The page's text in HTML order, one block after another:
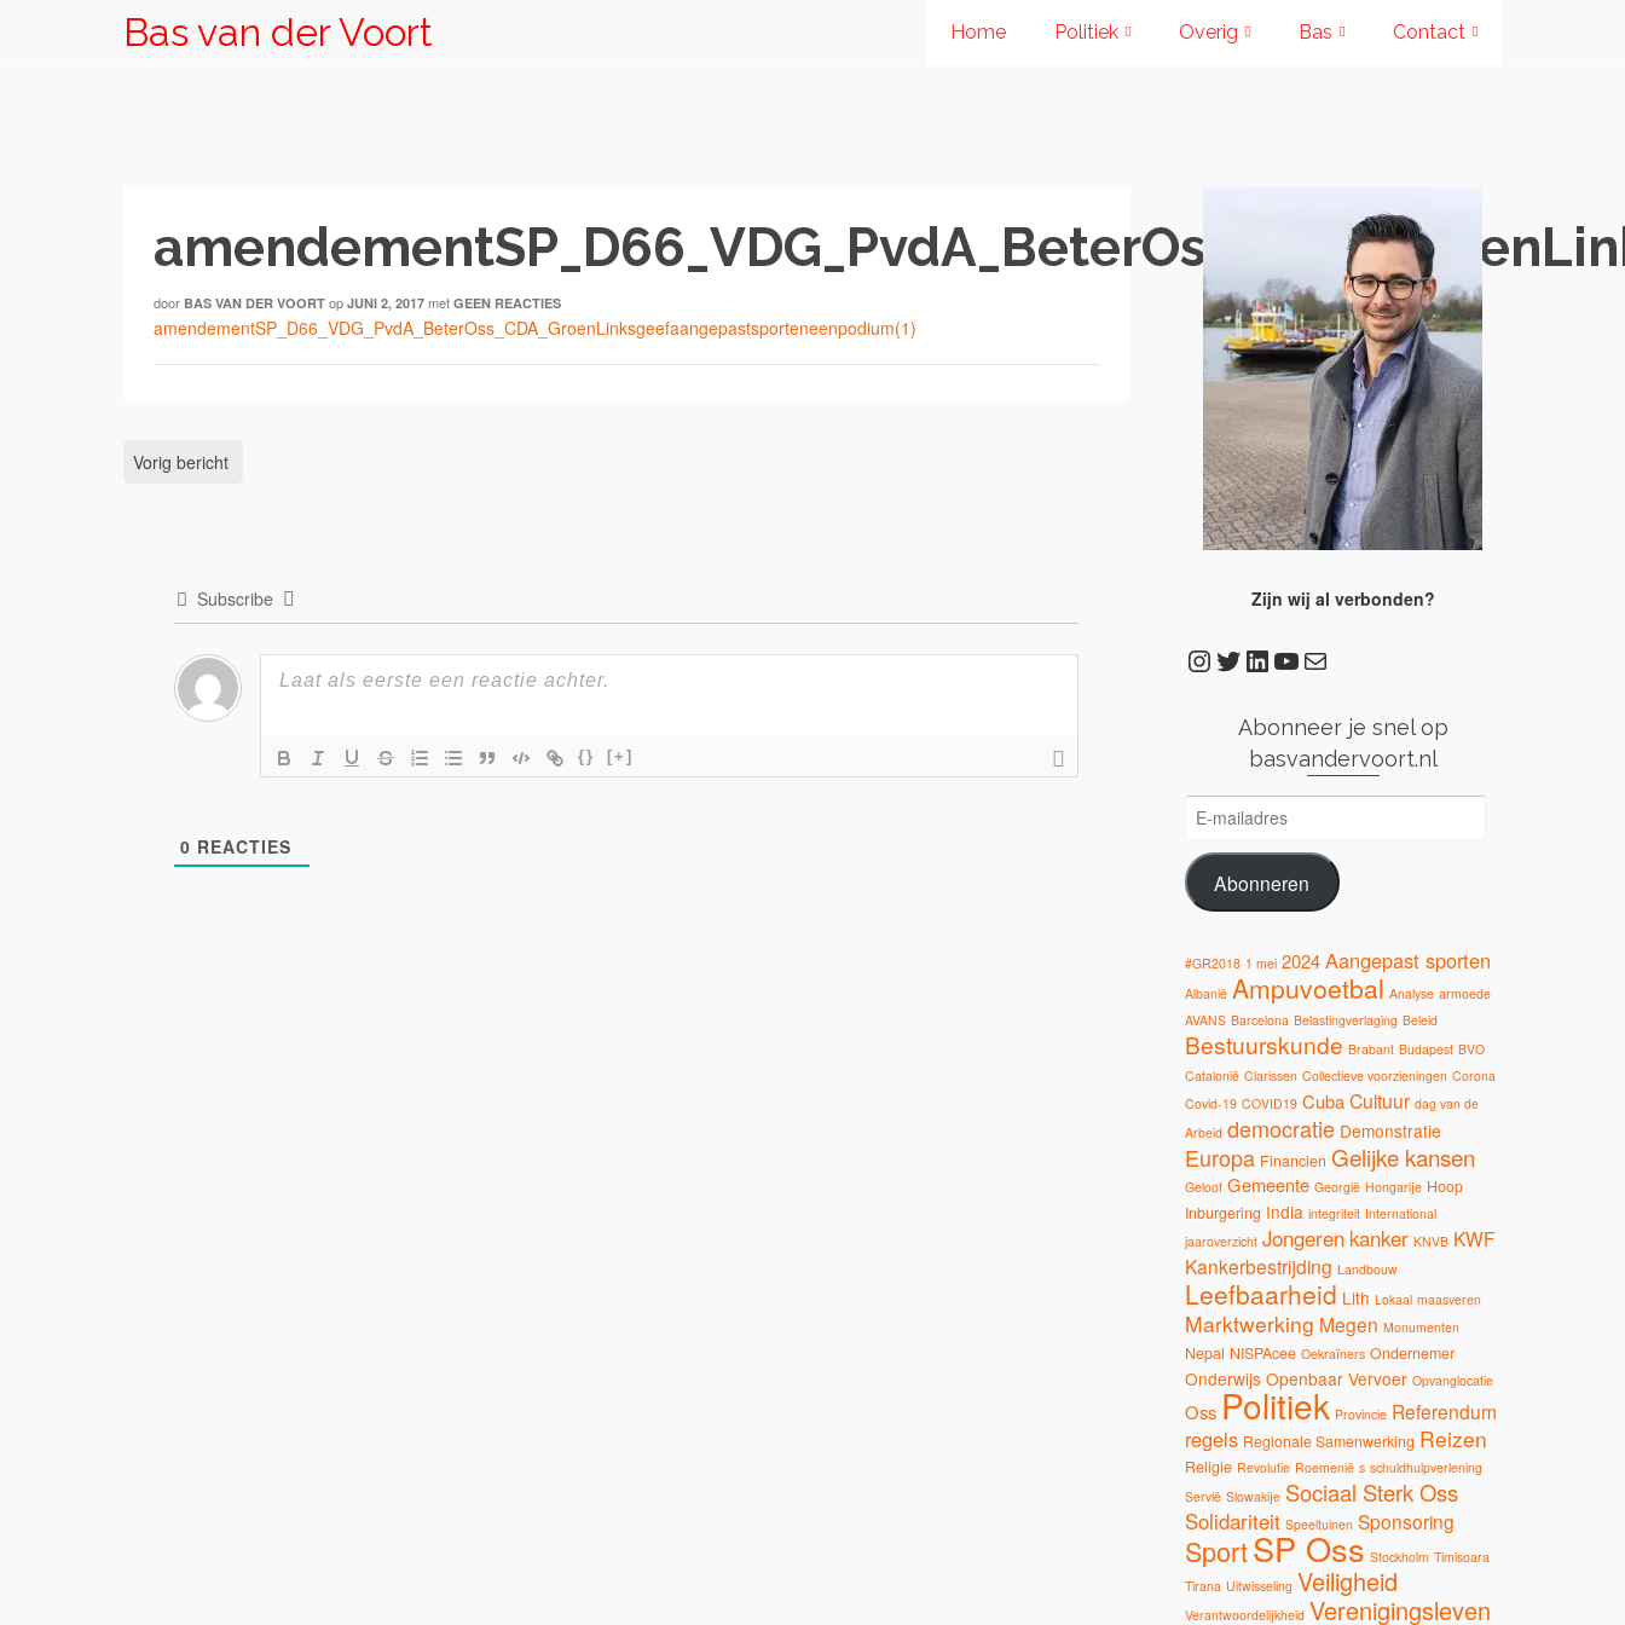
Bas van der Voort Home Politiek Overig Bas Contact
door BAS VAN DER VOORT op JUNI 2, 2017 met GEEN REACTIES
amendementSP_D66_VDG_PvdA_BeterOss_CDA_GroenLinksgeefaangepastsporteneenpodium(1)
Vorig bericht
Subscribe
{} [+]
0 REACTIES
Zijn wij al verbonden?
Instagram
Twitter
LinkedIn
YouTube
E-mail
Abonneer je snel op
basvandervoort.nl
E-
mailadres
Abonneren
#GR2018 1 mei 2024 Aangepast sporten
Albanië Ampuvoetbal Analyse armoede
AVANS Barcelona Belastingverlaging Beleid
Bestuurskunde Brabant Budapest BVO
Catalonië Clarissen Collectieve voorzieningen Corona
Covid-19 COVID19 Cuba Cultuur dag van de
Arbeid democratie Demonstratie
Europa Financien Gelijke kansen
Geloof Gemeente Georgië Hongarije Hoop
Inburgering India integriteit International
jaaroverzicht Jongeren kanker KNVB KWF
Kankerbestrijding Landbouw
Leefbaarheid Lith Lokaal maasveren
Marktwerking Megen Monumenten
Nepal NISPAcee Oekraïners Ondernemer
Onderwijs Openbaar Vervoer Opvanglocatie
Oss Politiek Provincie Referendum
regels Regionale Samenwerking Reizen
Religie Revolutie Roemenië s schuldhulpverlening
Servië Slowakije Sociaal Sterk Oss
Solidariteit Speeltuinen Sponsoring
SportSP Oss Stockholm Timisoara
Tirana Uitwisseling Veiligheid
Verantwoordelijkheid Verenigingsleven